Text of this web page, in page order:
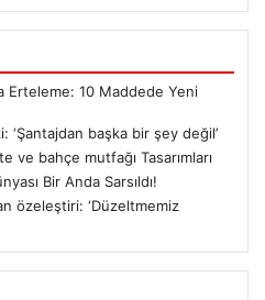
Erteleme: 10 Maddede Yeni
‘Şantajdan başka bir şey değil’
ve bahçe mutfağı Tasarımları
Bir Anda Sarsıldı!
özeleştiri: ‘Düzeltmemiz